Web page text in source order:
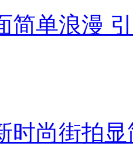
简单浪漫
时尚街拍